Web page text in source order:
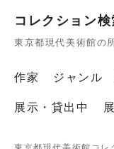
コレクション検
東京都現代美術館の
作家 ジャンル
展示・貸出中